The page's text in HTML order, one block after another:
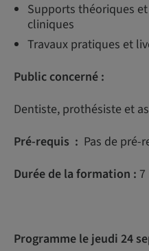
Supports théoriques
cliniques
Travaux pratiques et
Public concerné :
Dentiste, prothésiste et
Pré-requis : Pas de pré-
Durée de la formation :
Programme le jeudi 24